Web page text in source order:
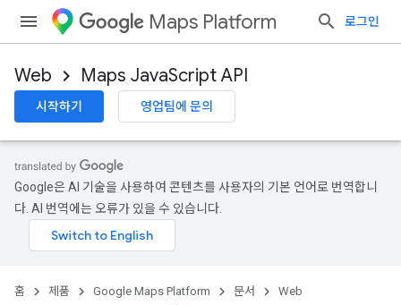
Maps Platform 로그인
Web Maps JavaScript API
시작하기 영업팀에 문의
Google은 AI 기술을 사용하여 콘텐츠를 사용자의 기본 언어로 번역합니
다. AI 번역에는 오류가 있을 수 있습니다.
홈 제품 Google Maps Platform 문서
Web